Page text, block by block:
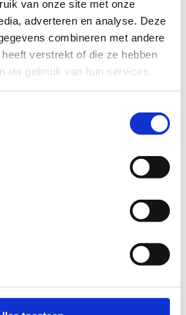
van onze site met onze
adverteren en analyse. Deze
combineren met andere
verstrekt of die ze hebben
uw gebruik van hun services.
Koop tickets
in Genk?
vereniging of federatie
of een sportief
beoefenen, maar ook
maximaal 112 personen.